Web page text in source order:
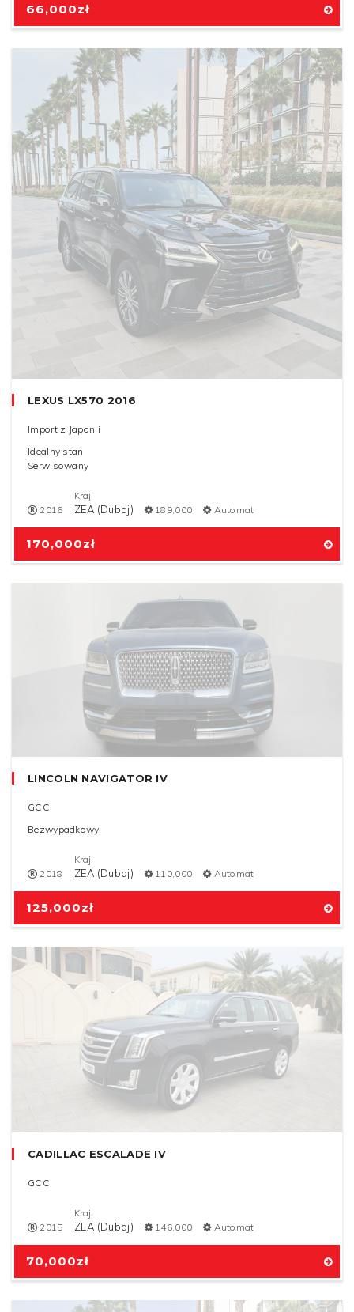
66,000zł
170,000zł
LEXUS LX570 2016
Import z Japonii
Idealny stan
Serwisowany
2016
Kraj
ZEA (Dubaj) 189,000 Automat
125,000zł
LINCOLN NAVIGATOR IV
GCC
Bezwypadkowy
2018
Kraj
ZEA (Dubaj) 110,000 Automat
70,000zł
CADILLAC ESCALADE IV
GCC
2015
Kraj
ZEA (Dubaj) 146,000 Automat